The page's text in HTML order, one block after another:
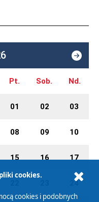
Pt. Sob. Nd.
01 02 03
08 09 10
15 16 17
24
cookies.
cookies i podobnych